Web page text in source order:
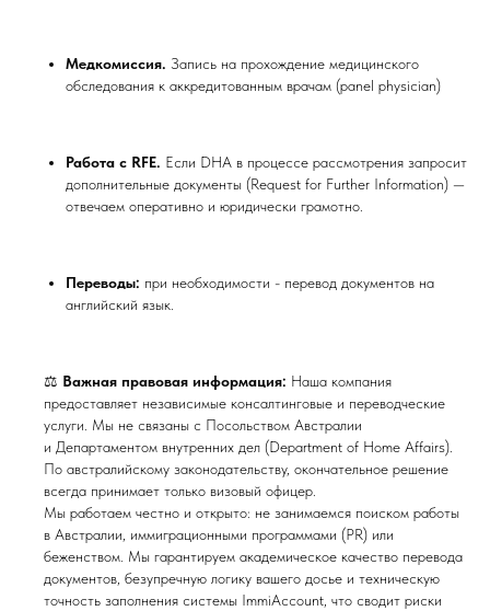
Медкомиссия. Запись на прохождение медицинского
обследования к аккредитованным врачам (panel physician)
Работа с RFE. Если DHA в процессе рассмотрения запросит
дополнительные документы (Request for Further Information) —
отвечаем оперативно и юридически грамотно.
Переводы: при необходимости - перевод документов на
английский язык.
⚖️ Важная правовая информация: Наша компания
предоставляет независимые консалтинговые и переводческие
услуги. Мы не связаны с Посольством Австралии
и Департаментом внутренних дел (Department of Home Affairs).
По австралийскому законодательству, окончательное решение
всегда принимает только визовый офицер.
Мы работаем честно и открыто: не занимаемся поиском работы
в Австралии, иммиграционными программами (PR) или
беженством. Мы гарантируем академическое качество перевода
документов, безупречную логику вашего досье и техническую
точность заполнения системы ImmiAccount, что сводит риски